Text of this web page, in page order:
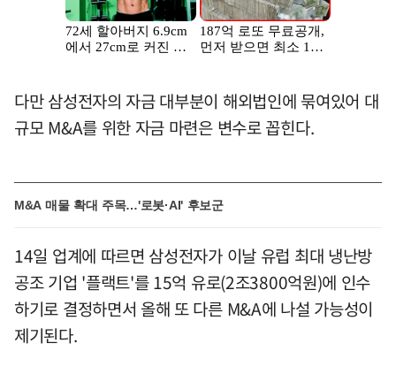
다만 삼성전자의 자금 대부분이 해외법인에 묶여있어 대
규모 M&A를 위한 자금 마련은 변수로 꼽힌다.
M&A 매물 확대 주목…'로봇·AI' 후보군
14일 업계에 따르면 삼성전자가 이날 유럽 최대 냉난방
공조 기업 '플랙트'를 15억 유로(2조3800억원)에 인수
하기로 결정하면서 올해 또 다른 M&A에 나설 가능성이
제기된다.